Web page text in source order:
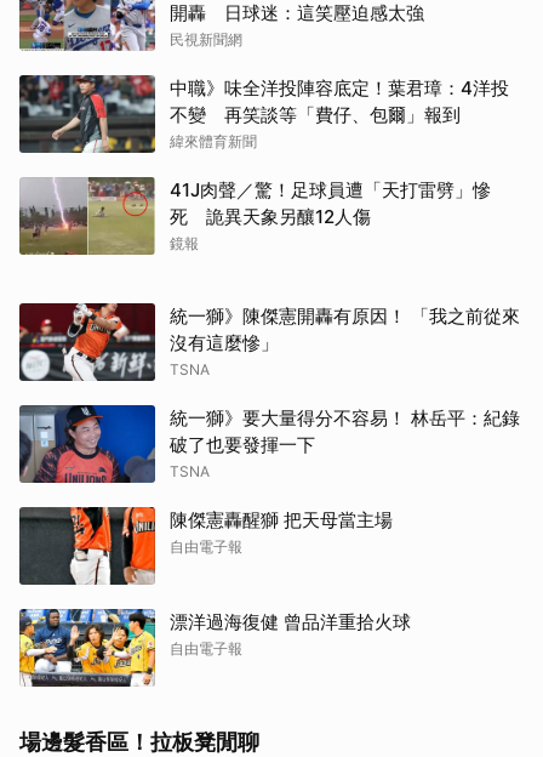
開轟 日球迷：這笑壓迫感太強
民視新聞網
中職》味全洋投陣容底定！葉君璋：4洋投
不變 再笑談等「費仔、包爾」報到
緯來體育新聞
41J肉聲／驚！足球員遭「天打雷劈」慘
死 詭異天象另釀12人傷
鏡報
統一獅》陳傑憲開轟有原因！ 「我之前從來
沒有這麼慘」
TSNA
統一獅》要大量得分不容易！ 林岳平：紀錄
破了也要發揮一下
TSNA
陳傑憲轟醒獅 把天母當主場
自由電子報
漂洋過海復健 曾品洋重拾火球
自由電子報
場邊髮香區！拉板凳閒聊